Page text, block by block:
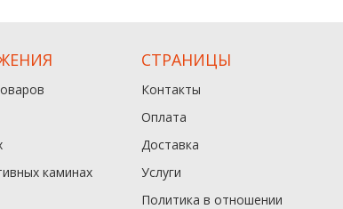
каминах
СТРАНИЦЫ
Контакты
Оплата
Доставка
Услуги
Политика в отношении